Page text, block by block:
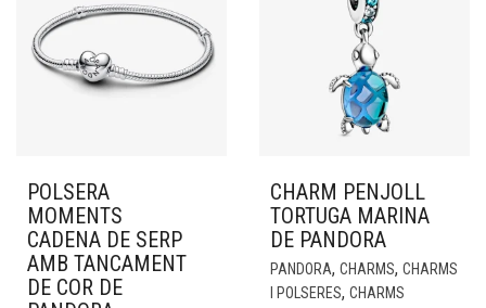
POLSERA
MOMENTS
CADENA DE SERP
AMB TANCAMENT
DE COR DE
CHARM PENJOLL
TORTUGA MARINA
DE PANDORA
PANDORA, CHARMS, CHARMS
I POLSERES, CHARMS